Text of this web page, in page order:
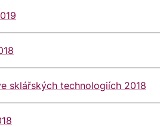
sklářských technologiích 2018